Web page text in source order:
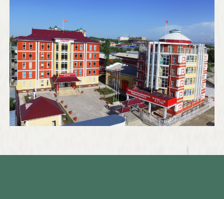
孔院在各级比赛获奖达260多人次，包括“总统
奖学金”等多项大奖。